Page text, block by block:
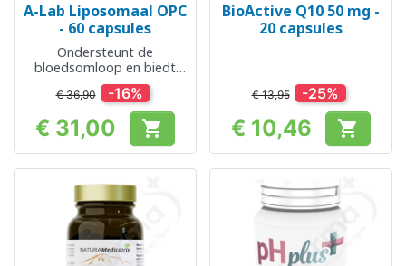
A-Lab Liposomaal OPC
- 60 capsules
Ondersteunt de
bloedsomloop en biedt
bescherming tegen
antioxidanten
€ 36,90 -16%
Prijs
€ 31,00 
BioActive Q10 50 mg -
20 capsules
€ 13,95 -25%
Prijs
€ 10,46 